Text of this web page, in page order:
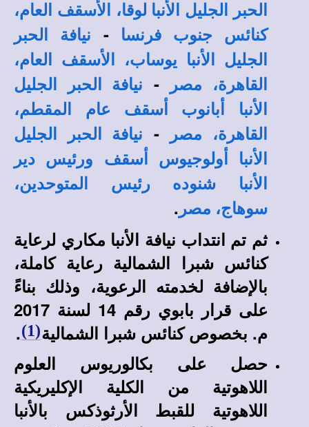
الحبر الجليل الأنبا لوقا، الأسقف العام،
كنائس جنوب فرنسا
-
نيافة الحبر
الجليل الأنبا يوساب، الأسقف العام،
القاهرة، مصر
-
نيافة الحبر الجليل
الأنبا أبانوب أسقف عام المقطم،
القاهرة، مصر
-
نيافة الحبر الجليل
الأنبا أولوجيوس أسقف ورئيس دير
الأنبا شنوده رئيس المتوحدين،
سوهاج، مصر .
ثم تم انتداب نيافة الأنبا مكاري لرعاية
كنائس شبرا الشمالية رعاية كاملة،
بالإضافة لخدمته الرعوية، وذلك بناءً
على قرار بابوي رقم 14 لسنة 2017
م. بخصوص كنائس شبرا الشمالية(1)
.
حصل على بكالوريوس العلوم
اللاهوتية من الكلية الإكليريكية
اللاهوتية للقبط الأرثوذكس بالأنبا